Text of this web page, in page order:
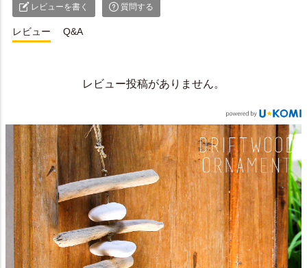
レビューを書く 質問する
レビュー Q&A
レビュー投稿がありません。